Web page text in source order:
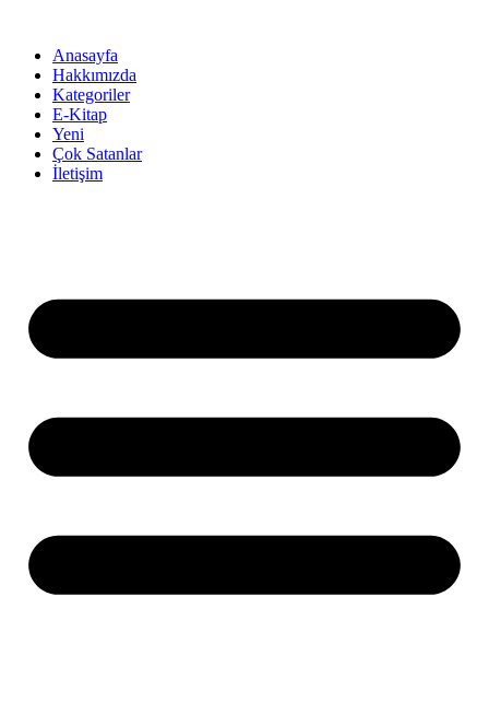
Anasayfa
Hakkımızda
Kategoriler
E-Kitap
Yeni
Çok Satanlar
İletişim